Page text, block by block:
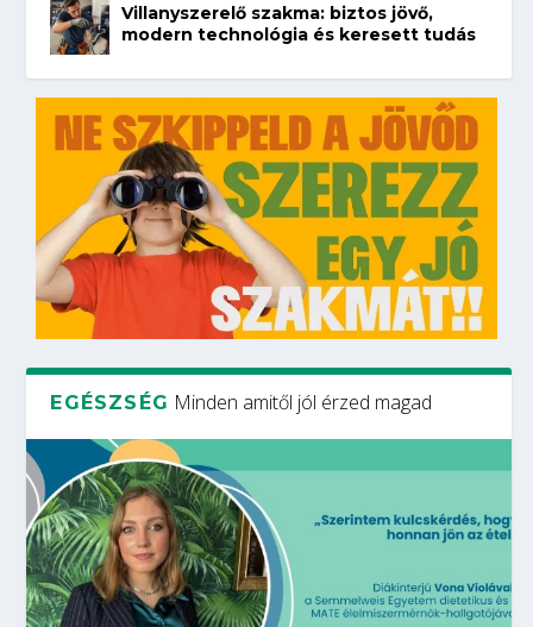
Villanyszerelő szakma: biztos jövő,
modern technológia és keresett tudás
EGÉSZSÉG Minden amitől jól érzed magad